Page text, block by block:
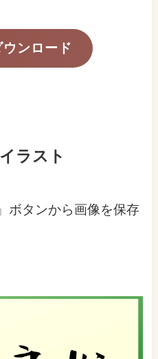
ンロード
ラスト
ボタンから画像を保存